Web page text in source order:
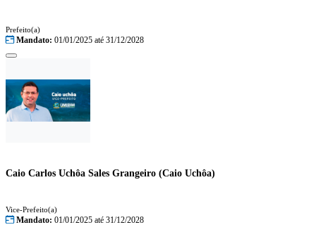
Prefeito(a)
Mandato: 01/01/2025 até 31/12/2028
Caio Carlos Uchôa Sales Grangeiro (Caio Uchôa)
Vice-Prefeito(a)
Mandato: 01/01/2025 até 31/12/2028